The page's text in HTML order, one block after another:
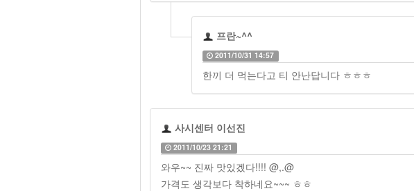
프란~^^
2011/10/31 14:57
한끼 더 먹는다고 티 안난답니다 ㅎㅎㅎ
사시센터 이선진
2011/10/23 21:21
와우~~ 진짜 맛있겠다!!!! @,.@
가격도 생각보다 착하네요~~~ ㅎㅎ